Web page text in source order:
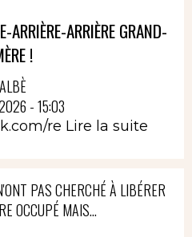
ARRIÈRE-ARRIÈRE GRAND-
!
ALBÈ
- 15:03
re Lire la suite
PAS CHERCHÉ À LIBÉRER
OCCUPÉ MAIS...